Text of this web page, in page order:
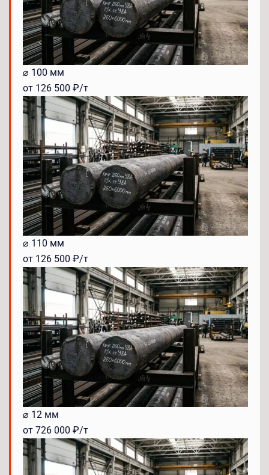
⌀ 100 мм
от 126 500 ₽/т
⌀ 110 мм
от 126 500 ₽/т
⌀ 12 мм
от 726 000 ₽/т